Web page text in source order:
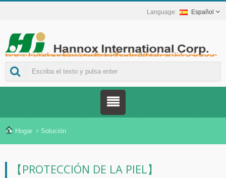
Español
Hannox International Corp. - Ayudamos a importadores, mayoristas y distribuidores de dispositivos médicos, así como a marcas del sector sanitario, a lanzar soluciones no farmacológicas para el cuidado de heridas y mucosas en úlceras orales, cuidados de apoyo para pacientes con cáncer, protección de la piel, cuidado de la mucosa nasal y protección de heridas en el hogar. También ofrecemos una amplia gama de dispositivos médicos para la prevención y el control de la diabetes, soluciones para la prevención de enfermedades transmitidas por mosquitos y otras aplicaciones para la atención sanitaria en el hogar.
Hogar Solución
【PROTECCIÓN DE LA PIEL】